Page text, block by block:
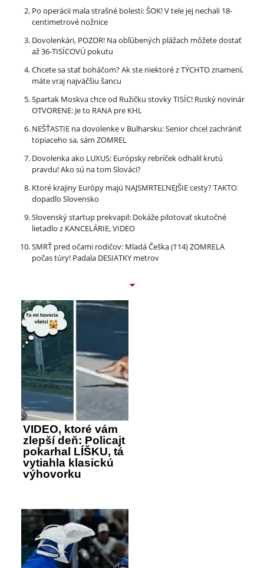
Po operácii mala strašné bolesti: ŠOK! V tele jej nechali 18-
centimetrové nožnice
Dovolenkári, POZOR! Na obľúbených plážach môžete dostať
až 36-TISÍCOVÚ pokutu
Chcete sa stať boháčom? Ak ste niektoré z TÝCHTO znamení,
máte vraj najväčšiu šancu
Spartak Moskva chce od Ružičku stovky TISÍC! Ruský novinár
OTVORENE: Je to RANA pre KHL
NEŠŤASTIE na dovolenke v Bulharsku: Senior chcel zachrániť
topiaceho sa, sám ZOMREL
Dovolenka ako LUXUS: Európsky rebríček odhalil krutú
pravdu! Ako sú na tom Slováci?
Ktoré krajiny Európy majú NAJSMRTEĽNEJŠIE cesty? TAKTO
dopadlo Slovensko
Slovenský startup prekvapil: Dokáže pilotovať skutočné
lietadlo z KANCELÁRIE, VIDEO
SMRŤ pred očami rodičov: Mladá Češka (†14) ZOMRELA
počas túry! Padala DESIATKY metrov
VIDEO, ktoré vám
zlepší deň: Policajt
pokarhal LÍŠKU, tá
vytiahla klasickú
výhovorku